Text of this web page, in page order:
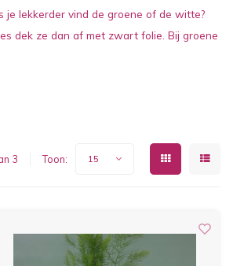
je lekkerder vind de groene of de witte?
dek ze dan af met zwart folie. Bij groene
3 Toon: 15